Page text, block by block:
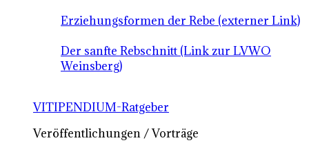
Erziehungsformen der Rebe (externer Link)
Der sanfte Rebschnitt (Link zur LVWO
Weinsberg)
VITIPENDIUM-Ratgeber
Veröffentlichungen / Vorträge